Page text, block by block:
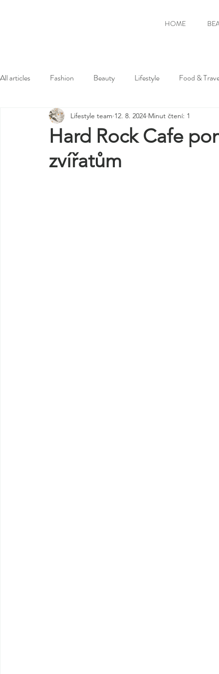
HOME
All articles Fashion Beauty Lifestyle Food &
Hard Rock Cafe
zvířatům
Lifestyle team 12. 8. 2024 Minut čtení: 1